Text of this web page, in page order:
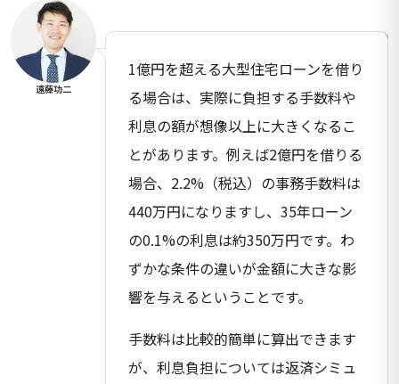
遠藤功二
1億円を超える大型住宅ローンを借り
る場合は、実際に負担する手数料や
利息の額が想像以上に大きくなるこ
とがあります。例えば2億円を借りる
場合、2.2%（税込）の事務手数料は
440万円になりますし、35年ローン
の0.1%の利息は約350万円です。わ
ずかな条件の違いが金額に大きな影
響を与えるということです。
手数料は比較的簡単に算出できます
が、利息負担については返済シミュ